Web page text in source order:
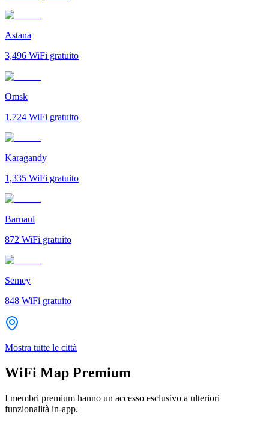
Astana
3,496 WiFi gratuito
Omsk
1,724 WiFi gratuito
Karagandy
1,335 WiFi gratuito
Barnaul
872 WiFi gratuito
Semey
848 WiFi gratuito
Mostra tutte le città
WiFi Map Premium
I membri premium hanno un accesso esclusivo a ulteriori
funzionalità in-app.